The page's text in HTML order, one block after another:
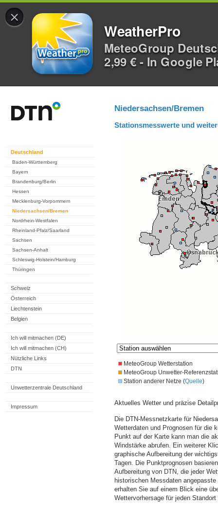
×
WeatherPro
MeteoGroup
2,99 € - In Google
Deutschland
Baden-Württemberg
Bayern
Brandenburg/Berlin
Hessen
Mecklenburg-Vorpommern
Niedersachsen/Bremen
Nordrhein-Westfalen
Rheinland-Pfalz/Saarland
Sachsen
Sachsen-Anhalt
Schleswig-Holstein/Hamburg
Thüringen
Schweiz
Österreich
Liechtenstein
Belgien
Ich will mitmachen (DE)
Ich will mitmachen (CH)
Nützliche Links
DTN
Unwetterzentrale Deutschland
Impressum
Niedersachsen/Bremen
Stationsmesswerte und
MeteoGroup Wetterstation
MeteoGroup Unwetter-
Station anderer Netze (Quelle)
Aktuelles Wetter und präzise
Die DTN-Messnetzkarte für
Wetterdaten und Prognosen für die
Punkt auf der Karte kann man die
Windstärke abrufen. Ein weiterer
graphische Aufbereitung der
Tagen. Die Punktprognosen
Aufbereitung von DTN, die jeder
historischen Messdaten
erhalten Sie auf einem Blick eine
Wettervorhersage für jeden